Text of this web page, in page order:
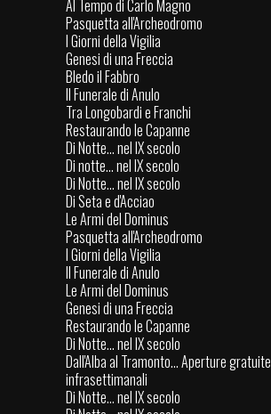
Al Tempo di Carlo Magno
Pasquetta all'Archeodromo
I Giorni della Vigilia
Genesi di una Freccia
Bledo il Fabbro
Il Funerale di Anulo
Tra Longobardi e Franchi
Restaurando le Capanne
Di Notte... nel IX secolo
Di notte... nel IX secolo
Di Notte... nel IX secolo
Di Seta e d'Acciao
Le Armi del Dominus
Pasquetta all'Archeodromo
I Giorni della Vigilia
Il Funerale di Anulo
Le Armi del Dominus
Genesi di una Freccia
Restaurando le Capanne
Di Notte... nel IX secolo
Dall'Alba al Tramonto... Aperture gratuite
infrasettimanali
Di Notte... nel IX secolo